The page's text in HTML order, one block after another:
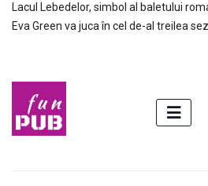
Lacul Lebedelor, simbol al baletului
Eva Green va juca în cel de-al treilea